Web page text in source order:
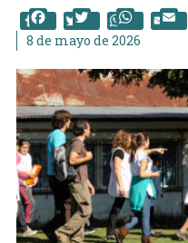
comprender la relación
FacebookTwitter
8 de mayo de 2026